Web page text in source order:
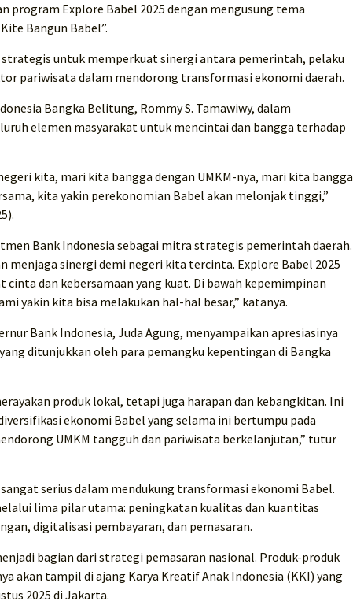
program Explore Babel 2025 dengan mengusung tema
Bangun Babel”.
untuk memperkuat sinergi antara pemerintah, pelaku
pariwisata dalam mendorong transformasi ekonomi daerah.
Bangka Belitung, Rommy S. Tamawiwy, dalam
elemen masyarakat untuk mencintai dan bangga terhadap
kita, mari kita bangga dengan UMKM-nya, mari kita bangga
kita yakin perekonomian Babel akan melonjak tinggi,”
Bank Indonesia sebagai mitra strategis pemerintah daerah.
menjaga sinergi demi negeri kita tercinta. Explore Babel 2025
cinta dan kebersamaan yang kuat. Di bawah kepemimpinan
yakin kita bisa melakukan hal-hal besar,” katanya.
Bank Indonesia, Juda Agung, menyampaikan apresiasinya
ditunjukkan oleh para pemangku kepentingan di Bangka
produk lokal, tetapi juga harapan dan kebangkitan. Ini
ekonomi Babel yang selama ini bertumpu pada
UMKM tangguh dan pariwisata berkelanjutan,” tutur
serius dalam mendukung transformasi ekonomi Babel.
lima pilar utama: peningkatan kualitas dan kuantitas
digitalisasi pembayaran, dan pemasaran.
bagian dari strategi pemasaran nasional. Produk-produk
akan tampil di ajang Karya Kreatif Anak Indonesia (KKI) yang
2025 di Jakarta.